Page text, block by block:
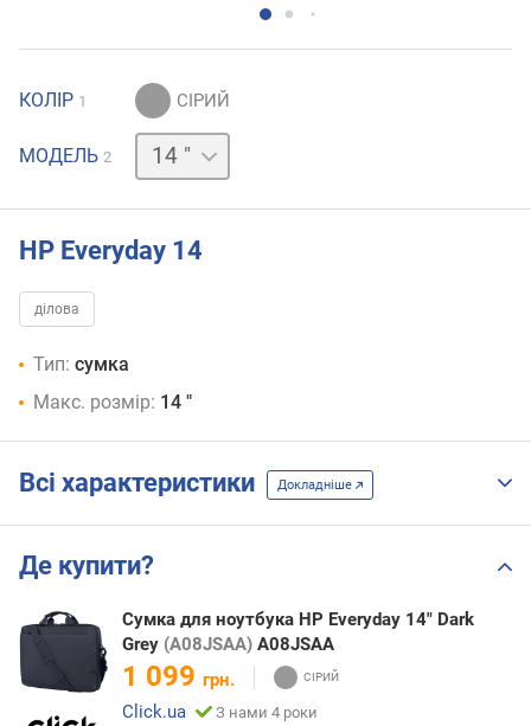
КОЛІР 1
МОДЕЛЬ 2
16 "
HP Everyday 14
ділова
Тип: сумка
Макс. розмір: 14 "
Всі характеристики Докладніше
Де купити?
Сумка для ноутбука HP Everyday 14" Dark
Grey (A08JSAA) A08JSAA
1 099 грн.
Click.ua
З нами 4 роки